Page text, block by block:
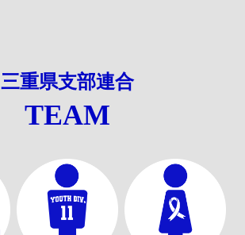
三重県支部連合
TEAM